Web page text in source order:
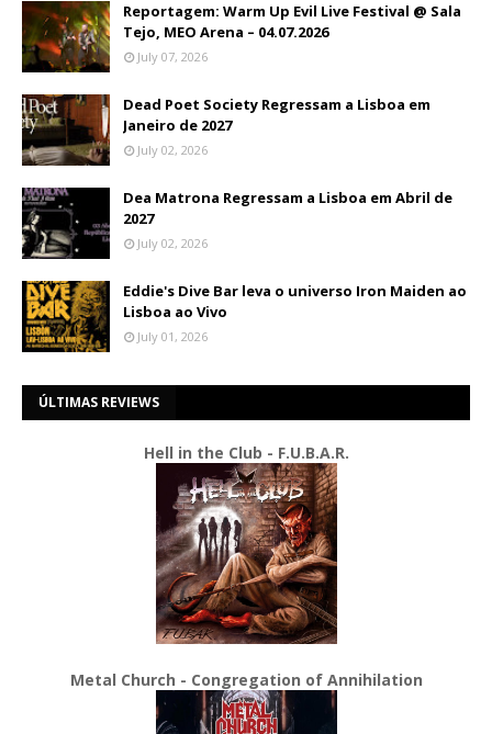
Reportagem: Warm Up Evil Live Festival @ Sala
Tejo, MEO Arena – 04.07.2026
July 07, 2026
Dead Poet Society Regressam a Lisboa em
Janeiro de 2027
July 02, 2026
Dea Matrona Regressam a Lisboa em Abril de
2027
July 02, 2026
Eddie's Dive Bar leva o universo Iron Maiden ao
Lisboa ao Vivo
July 01, 2026
ÚLTIMAS REVIEWS
Hell in the Club - F.U.B.A.R.
Metal Church - Congregation of Annihilation